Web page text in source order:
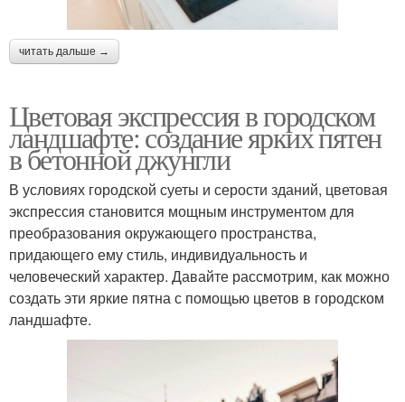
читать дальше →
Цветовая экспрессия в городском
ландшафте: создание ярких пятен
в бетонной джунгли
В условиях городской суеты и серости зданий, цветовая
экспрессия становится мощным инструментом для
преобразования окружающего пространства,
придающего ему стиль, индивидуальность и
человеческий характер. Давайте рассмотрим, как можно
создать эти яркие пятна с помощью цветов в городском
ландшафте.